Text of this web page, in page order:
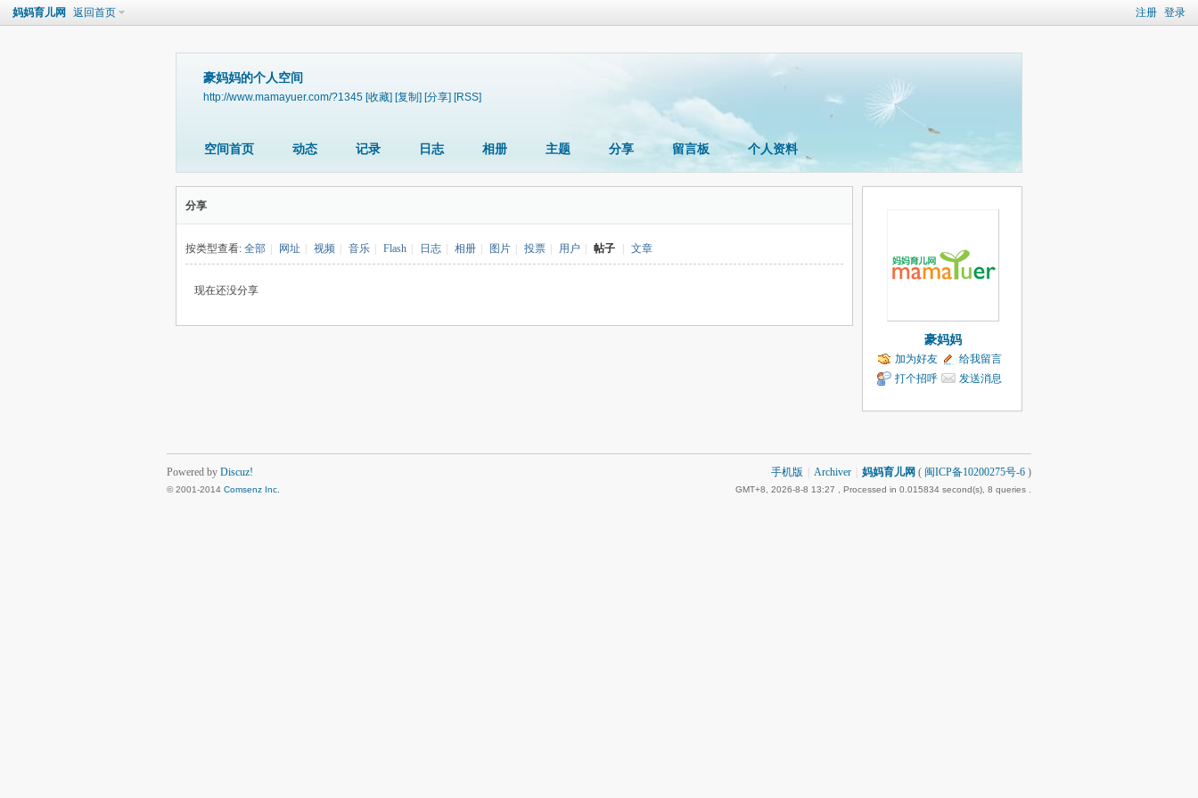
注册 登录
妈妈育儿网 返回首页
豪妈妈的个人空间
http://www.mamayuer.com/?1345 [收藏] [复制] [分享] [RSS]
空间首页 动态 记录 日志 相册 主题 分享 留言板 个人资料
分享
按类型查看: 全部 网址 视频 音乐 Flash 日志 相册 图片 投票 用户 帖子 文章
现在还没分享
豪妈妈
加为好友
给我留言
打个招呼
发送消息
手机版 Archiver 妈妈育儿网 ( 闽ICP备10200275号-6 )
GMT+8, 2026-8-8 13:27 , Processed in 0.015834 second(s), 8 queries .
Powered by Discuz!
© 2001-2014 Comsenz Inc.